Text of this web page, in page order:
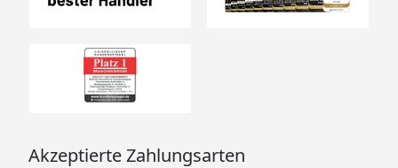
Akzeptierte Zahlungsarten